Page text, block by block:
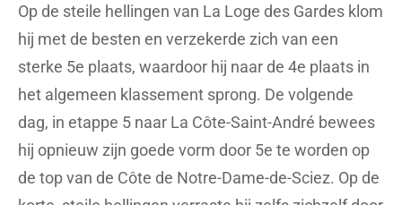
Op de steile hellingen van La Loge des Gardes klom
hij met de besten en verzekerde zich van een
sterke 5e plaats, waardoor hij naar de 4e plaats in
het algemeen klassement sprong. De volgende
dag, in etappe 5 naar La Côte-Saint-André bewees
hij opnieuw zijn goede vorm door 5e te worden op
de top van de Côte de Notre-Dame-de-Sciez. Op de